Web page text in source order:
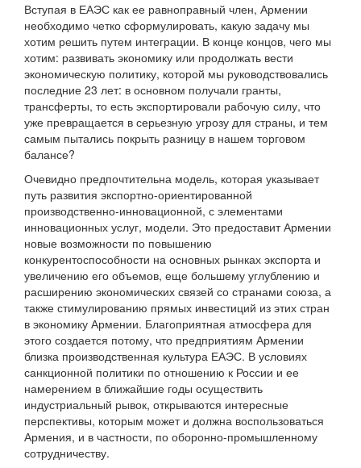
Вступая в ЕАЭС как ее равноправный член, Армении
необходимо четко сформулировать, какую задачу мы
хотим решить путем интеграции. В конце концов, чего мы
хотим: развивать экономику или продолжать вести
экономическую политику, которой мы руководствовались
последние 23 лет: в основном получали гранты,
трансферты, то есть экспортировали рабочую силу, что
уже превращается в серьезную угрозу для страны, и тем
самым пытались покрыть разницу в нашем торговом
балансе?
Очевидно предпочтительна модель, которая указывает
путь развития экспортно-ориентированной
производственно-инновационной, с элементами
инновационных услуг, модели. Это предоставит Армении
новые возможности по повышению
конкурентоспособности на основных рынках экспорта и
увеличению его объемов, еще большему углублению и
расширению экономических связей со странами союза, а
также стимулированию прямых инвестиций из этих стран
в экономику Армении. Благоприятная атмосфера для
этого создается потому, что предприятиям Армении
близка производственная культура ЕАЭС. В условиях
санкционной политики по отношению к России и ее
намерением в ближайшие годы осуществить
индустриальный рывок, открываются интересные
перспективы, которым может и должна воспользоваться
Армения, и в частности, по оборонно-промышленному
сотрудничеству.